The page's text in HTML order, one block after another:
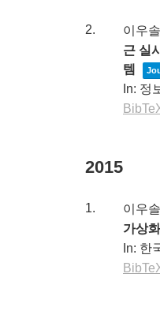
2.
이우
근 실
템
In: 정
2015
1.
이우
가상
In: 한